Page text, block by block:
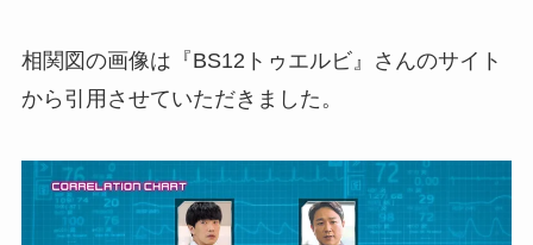
相関図の画像は『BS12トゥエルビ』さんのサイト
から引用させていただきました。